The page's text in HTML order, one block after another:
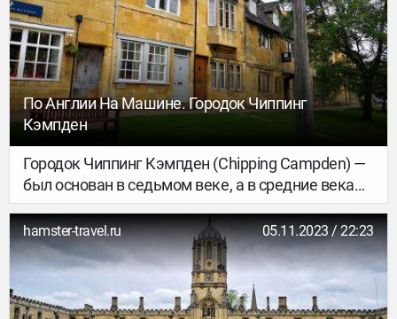
Германии из Минска, а именинница Диана
прилетела туда из Таллинна.
По Англии На Машине. Городок Чиппинг
Кэмпден
Городок Чиппинг Кэмпден (Chipping Campden) —
был основан в седьмом веке, а в средние века
являлся важным центром по торговле шерстью.
Процветал именно благодаря этому
производству, как и другие городки в
Коутсволдс.
hamster-travel.ru 05.11.2023 / 22:23